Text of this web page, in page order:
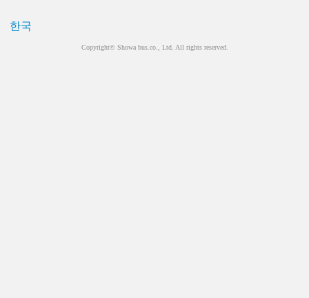
한국
Copyright© Showa bus.co., Ltd. All rights reserved.